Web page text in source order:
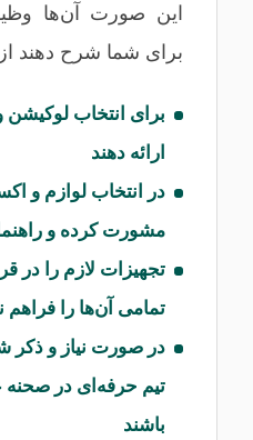
این صورت آن‌ها
برای شما شرح دهند
برای انتخاب
ارائه دهند
در انتخاب لوازم و
مشورت کرده و
تجهیزات لازم را در
تمامی آن‌ها را فراهم
در صورت نیاز و ذکر
تیم حرفه‌ای در
باشند